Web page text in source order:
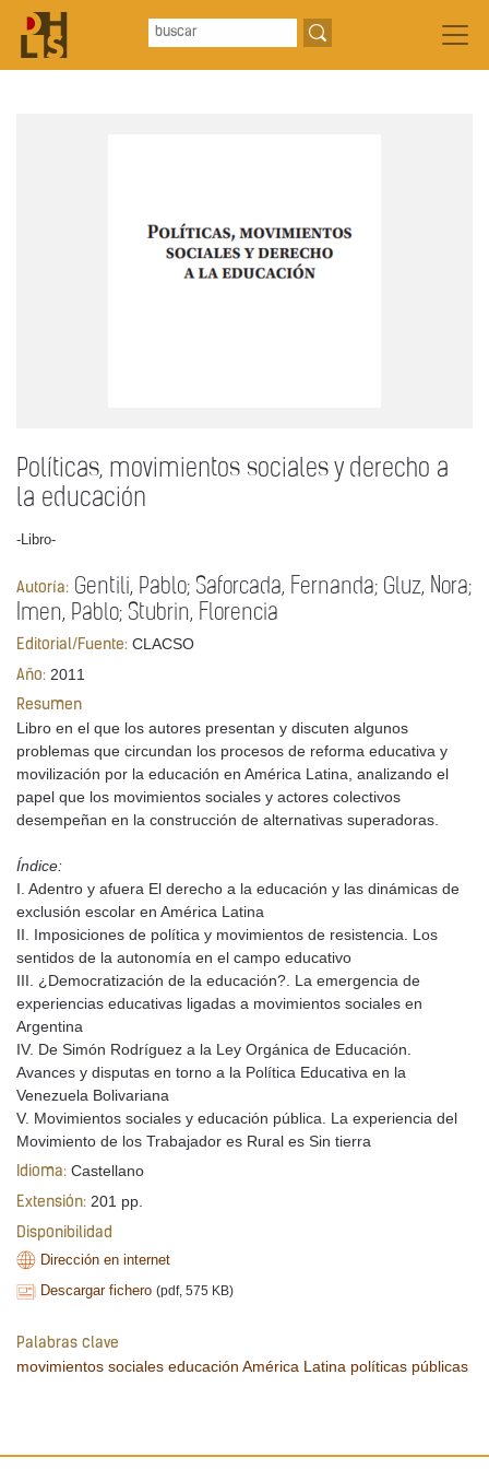
Políticas, movimientos sociales y derecho a
la educación
-Libro-
Autoría: Gentili, Pablo; Saforcada, Fernanda; Gluz, Nora;
Imen, Pablo; Stubrin, Florencia
Editorial/Fuente: CLACSO
Año: 2011
Resumen
Libro en el que los autores presentan y discuten algunos
problemas que circundan los procesos de reforma educativa y
movilización por la educación en América Latina, analizando el
papel que los movimientos sociales y actores colectivos
desempeñan en la construcción de alternativas superadoras.
Índice:
I. Adentro y afuera El derecho a la educación y las dinámicas de
exclusión escolar en América Latina
II. Imposiciones de política y movimientos de resistencia. Los
sentidos de la autonomía en el campo educativo
III. ¿Democratización de la educación?. La emergencia de
experiencias educativas ligadas a movimientos sociales en
Argentina
IV. De Simón Rodríguez a la Ley Orgánica de Educación.
Avances y disputas en torno a la Política Educativa en la
Venezuela Bolivariana
V. Movimientos sociales y educación pública. La experiencia del
Movimiento de los Trabajador es Rural es Sin tierra
Idioma: Castellano
Extensión: 201 pp.
Disponibilidad
Dirección en internet
Descargar fichero (pdf, 575 KB)
Palabras clave
movimientos sociales educación América Latina políticas públicas